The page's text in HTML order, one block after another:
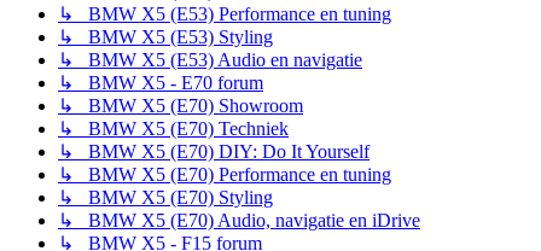
↳ BMW X5 (E53) Performance en tuning
↳ BMW X5 (E53) Styling
↳ BMW X5 (E53) Audio en navigatie
↳ BMW X5 - E70 forum
↳ BMW X5 (E70) Showroom
↳ BMW X5 (E70) Techniek
↳ BMW X5 (E70) DIY: Do It Yourself
↳ BMW X5 (E70) Performance en tuning
↳ BMW X5 (E70) Styling
↳ BMW X5 (E70) Audio, navigatie en iDrive
↳ BMW X5 - F15 forum